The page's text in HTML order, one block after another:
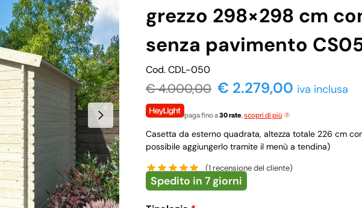
grezzo 298×298 cm
senza pavimento
Cod. CDL-050
€4.000,00 € 2.279,00 iva inclusa
paga fino a30 rate, scopri di più
Casetta da esterno quadrata, altezza totale 226 cm
possibile aggiungerlo tramite il menù a tendina)
(1 recensione del cliente)
Spedito in 7 giorni